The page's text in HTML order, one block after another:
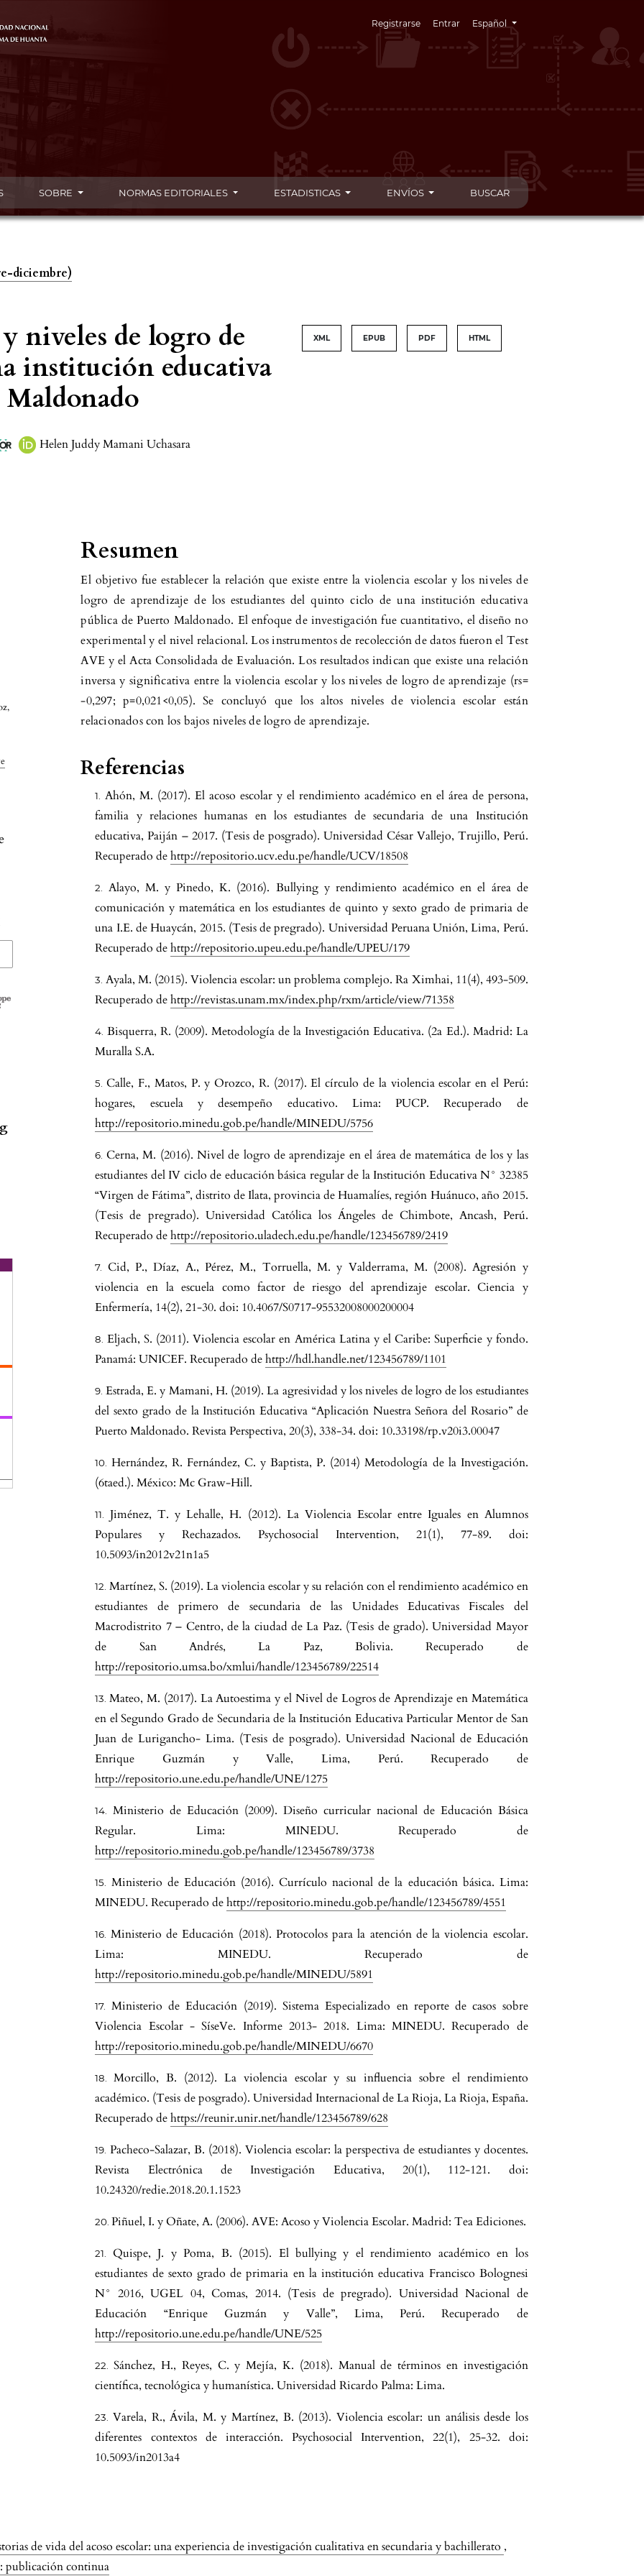
Registrarse Entrar Cambiar el idioma. El idioma actual es:
Español
SOBRE NORMAS EDITORIALES ESTADISTICAS ENVÍOS BUSCAR
diciembre)
niveles de logro de
institución educativa
XML EPUB PDF HTML
Helen Juddy Mamani Uchasara
Resumen
El objetivo fue establecer la relación que existe entre la violencia escolar y los niveles de
logro de aprendizaje de los estudiantes del quinto ciclo de una institución educativa
pública de Puerto Maldonado. El enfoque de investigación fue cuantitativo, el diseño no
experimental y el nivel relacional. Los instrumentos de recolección de datos fueron el Test
AVE y el Acta Consolidada de Evaluación. Los resultados indican que existe una relación
inversa y significativa entre la violencia escolar y los niveles de logro de aprendizaje (rs=
-0,297; p=0,021<0,05). Se concluyó que los altos niveles de violencia escolar están
relacionados con los bajos niveles de logro de aprendizaje.
Referencias
Ahón, M. (2017). El acoso escolar y el rendimiento académico en el área de persona,
familia y relaciones humanas en los estudiantes de secundaria de una Institución
educativa, Paiján – 2017. (Tesis de posgrado). Universidad César Vallejo, Trujillo, Perú.
Recuperado dehttp://repositorio.ucv.edu.pe/handle/UCV/18508
Alayo, M. y Pinedo, K. (2016). Bullying y rendimiento académico en el área de
comunicación y matemática en los estudiantes de quinto y sexto grado de primaria de
una I.E. de Huaycán, 2015. (Tesis de pregrado). Universidad Peruana Unión, Lima, Perú.
Recuperado dehttp://repositorio.upeu.edu.pe/handle/UPEU/179
Ayala, M. (2015). Violencia escolar: un problema complejo. Ra Ximhai, 11(4), 493-509.
Recuperado dehttp://revistas.unam.mx/index.php/rxm/article/view/71358
Bisquerra, R. (2009). Metodología de la Investigación Educativa. (2a Ed.). Madrid: La
Muralla S.A.
Calle, F., Matos, P. y Orozco, R. (2017). El círculo de la violencia escolar en el Perú:
hogares, escuela y desempeño educativo. Lima: PUCP. Recuperado de
http://repositorio.minedu.gob.pe/handle/MINEDU/5756
Cerna, M. (2016). Nivel de logro de aprendizaje en el área de matemática de los y las
estudiantes del IV ciclo de educación básica regular de la Institución Educativa N° 32385
“Virgen de Fátima”, distrito de Ilata, provincia de Huamalíes, región Huánuco, año 2015.
(Tesis de pregrado). Universidad Católica los Ángeles de Chimbote, Ancash, Perú.
Recuperado dehttp://repositorio.uladech.edu.pe/handle/123456789/2419
Cid, P., Díaz, A., Pérez, M., Torruella, M. y Valderrama, M. (2008). Agresión y
violencia en la escuela como factor de riesgo del aprendizaje escolar. Ciencia y
Enfermería, 14(2), 21-30. doi: 10.4067/S0717-95532008000200004
Eljach, S. (2011). Violencia escolar en América Latina y el Caribe: Superficie y fondo.
Panamá: UNICEF. Recuperado dehttp://hdl.handle.net/123456789/1101
Estrada, E. y Mamani, H. (2019). La agresividad y los niveles de logro de los estudiantes
del sexto grado de la Institución Educativa “Aplicación Nuestra Señora del Rosario” de
Puerto Maldonado. Revista Perspectiva, 20(3), 338-34. doi: 10.33198/rp.v20i3.00047
Hernández, R. Fernández, C. y Baptista, P. (2014) Metodología de la Investigación.
(6taed.). México: Mc Graw-Hill.
Jiménez, T. y Lehalle, H. (2012). La Violencia Escolar entre Iguales en Alumnos
Populares y Rechazados. Psychosocial Intervention, 21(1), 77-89. doi:
10.5093/in2012v21n1a5
Martínez, S. (2019). La violencia escolar y su relación con el rendimiento académico en
estudiantes de primero de secundaria de las Unidades Educativas Fiscales del
Macrodistrito 7 – Centro, de la ciudad de La Paz. (Tesis de grado). Universidad Mayor
de San Andrés, La Paz, Bolivia. Recuperado de
http://repositorio.umsa.bo/xmlui/handle/123456789/22514
Mateo, M. (2017). La Autoestima y el Nivel de Logros de Aprendizaje en Matemática
en el Segundo Grado de Secundaria de la Institución Educativa Particular Mentor de San
Juan de Lurigancho- Lima. (Tesis de posgrado). Universidad Nacional de Educación
Enrique Guzmán y Valle, Lima, Perú. Recuperado de
http://repositorio.une.edu.pe/handle/UNE/1275
Ministerio de Educación (2009). Diseño curricular nacional de Educación Básica
Regular. Lima: MINEDU. Recuperado de
http://repositorio.minedu.gob.pe/handle/123456789/3738
Ministerio de Educación (2016). Currículo nacional de la educación básica. Lima:
MINEDU. Recuperado dehttp://repositorio.minedu.gob.pe/handle/123456789/4551
Ministerio de Educación (2018). Protocolos para la atención de la violencia escolar.
Lima: MINEDU. Recuperado de
http://repositorio.minedu.gob.pe/handle/MINEDU/5891
Ministerio de Educación (2019). Sistema Especializado en reporte de casos sobre
Violencia Escolar - SíseVe. Informe 2013- 2018. Lima: MINEDU. Recuperado de
http://repositorio.minedu.gob.pe/handle/MINEDU/6670
Morcillo, B. (2012). La violencia escolar y su influencia sobre el rendimiento
académico. (Tesis de posgrado). Universidad Internacional de La Rioja, La Rioja, España.
Recuperado dehttps://reunir.unir.net/handle/123456789/628
Pacheco-Salazar, B. (2018). Violencia escolar: la perspectiva de estudiantes y docentes.
Revista Electrónica de Investigación Educativa, 20(1), 112-121. doi:
10.24320/redie.2018.20.1.1523
Piñuel, I. y Oñate, A. (2006). AVE: Acoso y Violencia Escolar. Madrid: Tea Ediciones.
Quispe, J. y Poma, B. (2015). El bullying y el rendimiento académico en los
estudiantes de sexto grado de primaria en la institución educativa Francisco Bolognesi
N° 2016, UGEL 04, Comas, 2014. (Tesis de pregrado). Universidad Nacional de
Educación “Enrique Guzmán y Valle”, Lima, Perú. Recuperado de
http://repositorio.une.edu.pe/handle/UNE/525
Sánchez, H., Reyes, C. y Mejía, K. (2018). Manual de términos en investigación
científica, tecnológica y humanística. Universidad Ricardo Palma: Lima.
Varela, R., Ávila, M. y Martínez, B. (2013). Violencia escolar: un análisis desde los
diferentes contextos de interacción. Psychosocial Intervention, 22(1), 25-32. doi:
10.5093/in2013a4
de vida del acoso escolar: una experiencia de investigación cualitativa en secundaria y bachillerato ,
publicación continua